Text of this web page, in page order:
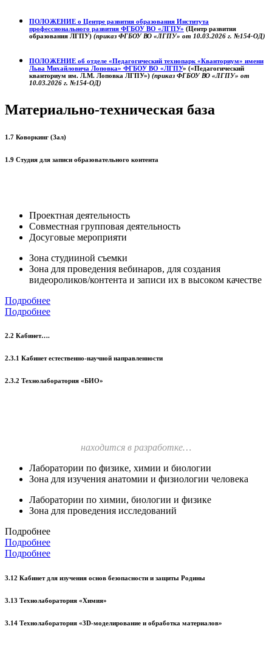
ПОЛОЖЕНИЕ о Центре развития образования Института
профессионального развития ФГБОУ ВО «ЛГПУ» (Центр развития
образования ЛГПУ) (приказ ФГБОУ ВО «ЛГПУ» от 10.03.2026 г. №154-ОД)
ПОЛОЖЕНИЕ об отделе «Педагогический технопарк «Кванториум» имени
Льва Михайловича Лоповка» ФГБОУ ВО «ЛГПУ» («Педагогический
кванториум им. Л.М. Лоповка ЛГПУ») (приказ ФГБОУ ВО «ЛГПУ» от
10.03.2026 г. №154-ОД)
Материально-техническая база
1.7 Коворкинг (Зал)
1.9 Студия для записи образовательного контента
Проектная деятельность
Совместная групповая деятельность
Досуговые мероприяти
Зона студииной съемки
Зона для проведения вебинаров, для создания
видеороликов/контента и записи их в высоком качестве
Подробнее
Подробнее
2.2 Кабинет….
2.3.1 Кабинет естественно-научной направленности
2.3.2 Технолаборатория «БИО»
находится в разработке…
Лаборатории по физике, химии и биологии
Зона для изучения анатомии и физиологии человека
Лаборатории по химии, биологии и физике
Зона для проведения исследований
Подробнее
Подробнее
Подробнее
3.12 Кабинет для изучения основ безопасности и защиты Родины
3.13 Технолаборатория «Химия»
3.14 Технолаборатория «3D-моделирование и обработка материалов»